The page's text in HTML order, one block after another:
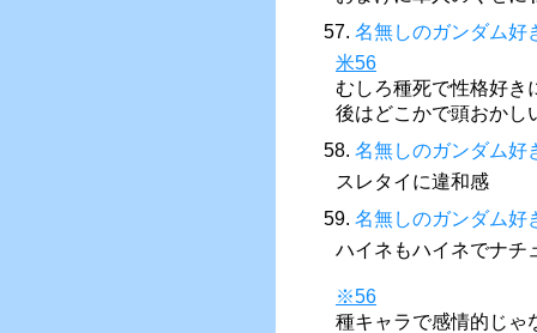
57. 名無しのガンダム好
米56
むしろ種死で性格好き
後はどこかで頭おかし
58. 名無しのガンダム好
スレタイに違和感
59. 名無しのガンダム好
ハイネもハイネでナチ
※56
種キャラで感情的じゃ